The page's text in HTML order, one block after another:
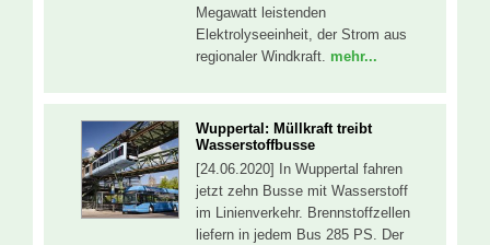
Megawatt leistenden
Elektrolyseeinheit, der Strom aus
regionaler Windkraft. mehr...
Wuppertal: Müllkraft treibt
Wasserstoffbusse
[24.06.2020] In Wuppertal fahren
jetzt zehn Busse mit Wasserstoff
im Linienverkehr. Brennstoffzellen
liefern in jedem Bus 285 PS. Der